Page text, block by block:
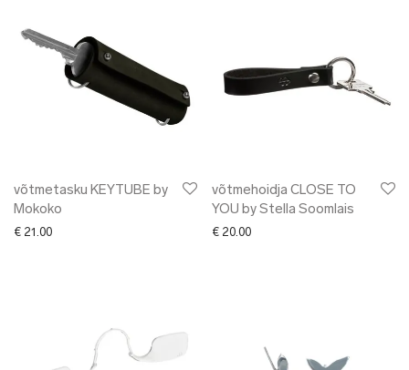
võtmetasku KEYTUBE by
Mokoko
€ 21.00
võtmehoidja CLOSE TO
YOU by Stella Soomlais
€ 20.00